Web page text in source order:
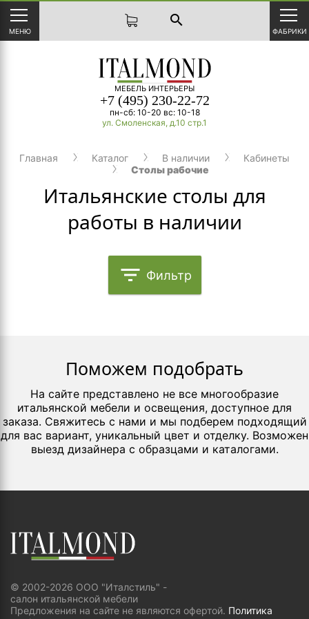
МЕНЮ
search
ФАБРИКИ
МЕБЕЛЬ ИНТЕРЬЕРЫ
+7 (495) 230-22-72
пн-сб: 10-20 вс: 10-18
ул. Смоленская, д.10 стр.1
Главная Каталог В наличии
Кабинеты
Столы рабочие
Итальянские столы для
работы в наличии
filter_list Фильтр
Поможем подобрать
На сайте представлено не все многообразие
итальянской мебели и освещения, доступное для
заказа. Свяжитесь с нами и мы подберем подходящий
для вас вариант, уникальный цвет и отделку. Возможен
выезд дизайнера с образцами и каталогами.
© 2002-2026 ООО "Италстиль" -
салон итальянской мебели
Предложения на сайте не являются офертой. Политика